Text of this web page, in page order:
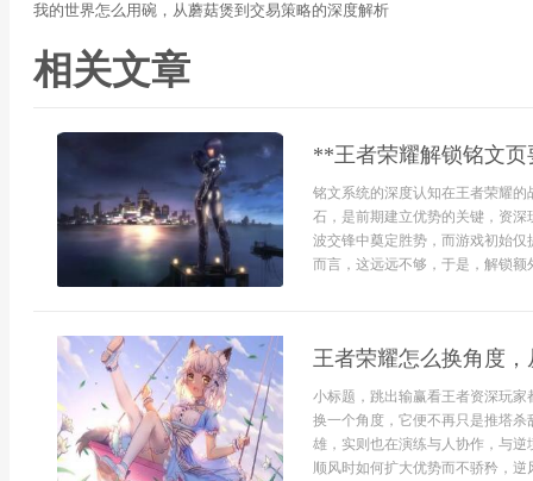
我的世界怎么用碗，从蘑菇煲到交易策略的深度解析
相关文章
**王者荣耀解锁铭文
铭文系统的深度认知在王者荣耀
石，是前期建立优势的关键，资
波交锋中奠定胜势，而游戏初始
而言，这远远不够，于是，解锁
王者荣耀怎么换角度
小标题，跳出输赢看王者资深玩
换一个角度，它便不再只是推塔
雄，实则也在演练与人协作，与
顺风时如何扩大优势而不骄矜，